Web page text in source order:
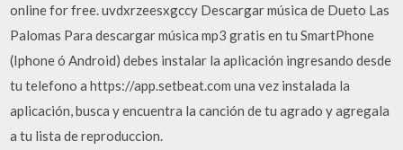
online for free. uvdxrzeesxgccy Descargar música de Dueto Las
Palomas Para descargar música mp3 gratis en tu SmartPhone
(Iphone ó Android) debes instalar la aplicación ingresando desde
tu telefono a https://app.setbeat.com una vez instalada la
aplicación, busca y encuentra la canción de tu agrado y agregala
a tu lista de reproduccion.